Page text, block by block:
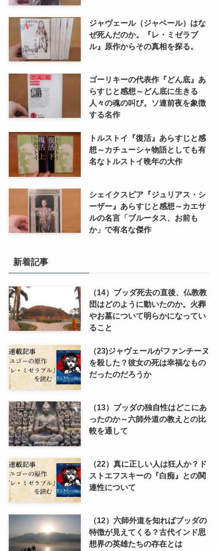
ジャヴェール（ジャベール）はな
ぜ死んだのか。『レ・ミゼラブ
ル』原作からその真相を探る。
ゴーリキーの代表作『どん底』あ
らすじと感想～どん底に生きる
人々の魂の叫び。ソ連前夜を象徴
する名作
トルストイ『復活』あらすじと感
想～カチューシャ物語としても有
名なトルストイ晩年の大作
シェイクスピア『ジュリアス・シ
ーザー』あらすじと感想～カエサ
ルの名言「ブルータス、お前も
か」で有名な傑作
新着記事
（14）ブッダ死去の直後、仏教教
団はどのように動いたのか。火葬
やお墓について明らかになってい
ること
（23)ジャヴェールがファンチーヌ
を殺した？彼女の死は幸福なもの
だったのだろうか
（13）ブッダの独自性はどこにあ
ったのか～六師外道の教えとの比
較を通して
（22）真に正しい人は狂人か？ド
ストエフスキーの『白痴』との関
連性について
（12）六師外道を知ればブッダの
特徴が見えてくる？古代インド思
想界の英雄たちの存在とは